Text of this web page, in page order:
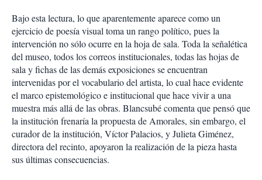
Bajo esta lectura, lo que aparentemente aparece como un
ejercicio de poesía visual toma un rango político, pues la
intervención no sólo ocurre en la hoja de sala. Toda la señalética
del museo, todos los correos institucionales, todas las hojas de
sala y fichas de las demás exposiciones se encuentran
intervenidas por el vocabulario del artista, lo cual hace evidente
el marco epistemológico e institucional que hace vivir a una
muestra más allá de las obras. Blancsubé comenta que pensó que
la institución frenaría la propuesta de Amorales, sin embargo, el
curador de la institución, Víctor Palacios, y Julieta Giménez,
directora del recinto, apoyaron la realización de la pieza hasta
sus últimas consecuencias.